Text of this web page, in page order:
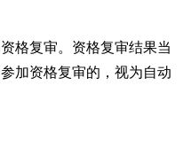
格复审。资格复审结果当
加资格复审的，视为自动